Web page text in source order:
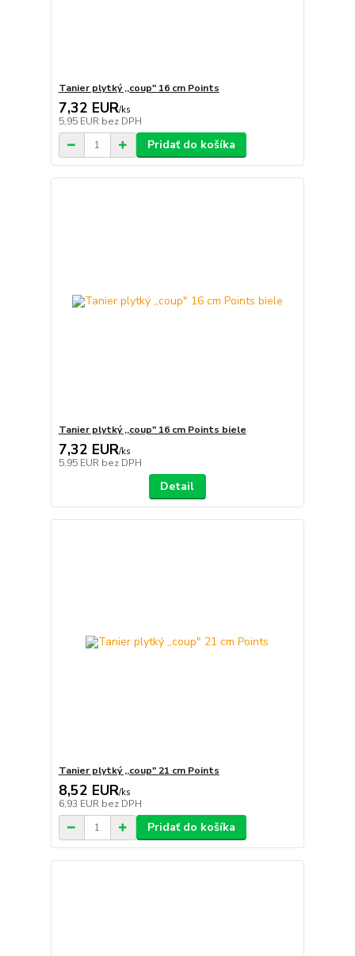
Tanier plytký ,,coup" 16 cm Points
7,32 EUR/ks
5,95 EUR bez DPH
Pridať do košíka
Tanier plytký ,,coup" 16 cm Points biele
7,32 EUR/ks
5,95 EUR bez DPH
Detail
Tanier plytký ,,coup" 21 cm Points
8,52 EUR/ks
6,93 EUR bez DPH
Pridať do košíka